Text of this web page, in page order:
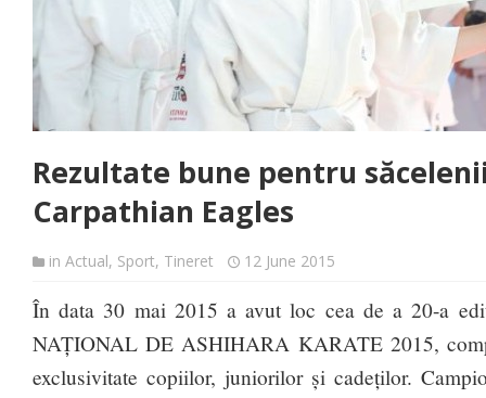
Rezultate bune pentru
Carpathian Eagles
in Actual, Sport, Tineret 12 June 2015
În data 30 mai 2015 a avut loc cea de a 20-a
NAȚIONAL DE ASHIHARA KARATE 2015,
exclusivitate copiilor, juniorilor și cadeților.